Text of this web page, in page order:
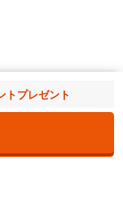
一覧を開く
トプレゼント